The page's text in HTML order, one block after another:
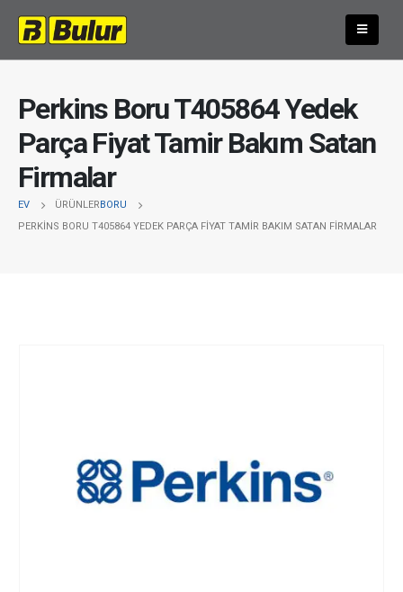
Perkins Boru T405864 Yedek
Parça Fiyat Tamir Bakım Satan
Firmalar
EV ÜRÜNLERBORU
PERKINS BORU T405864 YEDEK PARÇA FIYAT TAMIR BAKIM SATAN FIRMALAR